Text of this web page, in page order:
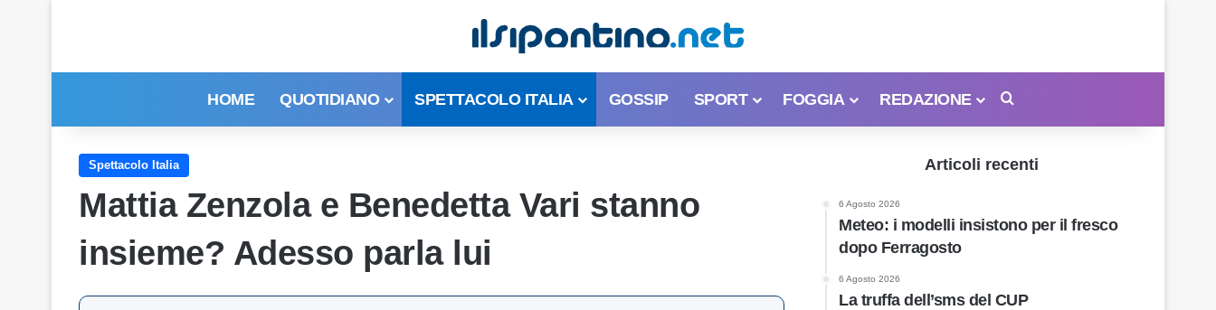
HOME QUOTIDIANO SPETTACOLO ITALIA GOSSIP SPORT FOGGIA REDAZIONE
Spettacolo Italia
Mattia Zenzola e Benedetta Vari stanno
insieme? Adesso parla lui
Articoli recenti
6 Agosto 2026
Meteo: i modelli insistono per il fresco
dopo Ferragosto
6 Agosto 2026
La truffa dell’sms del CUP